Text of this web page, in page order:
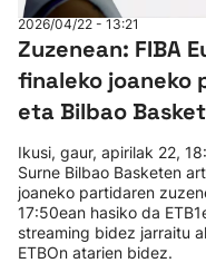
2026/04/22 - 13:21
Zuzenean: FIBA
finaleko joaneko
eta Bilbao
Ikusi, gaur, apirilak 22,
Surne Bilbao Basketen
joaneko partidaren
17:50ean hasiko da
streaming bidez jarraitu
ETBOn atarien bidez.